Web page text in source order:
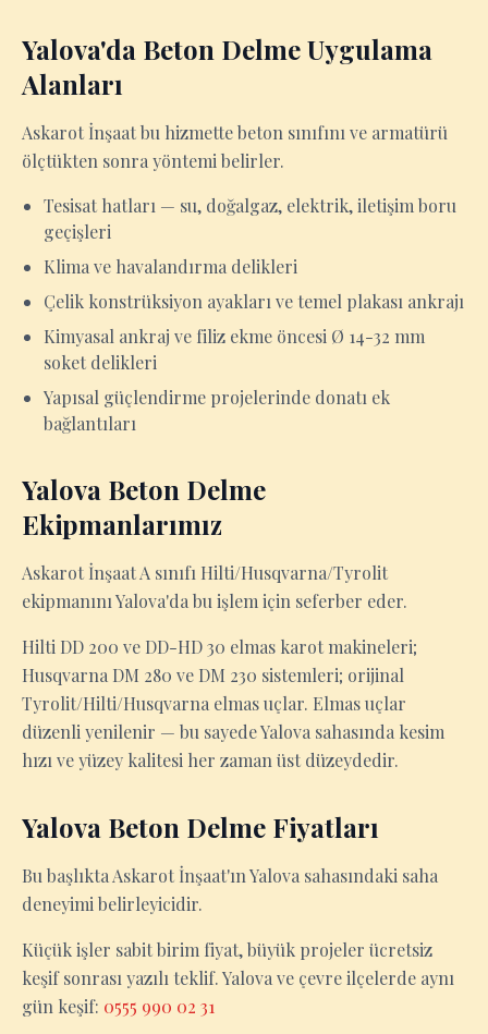
Yalova'da Beton Delme Uygulama
Alanları
Askarot İnşaat bu hizmette beton sınıfını ve armatürü
ölçtükten sonra yöntemi belirler.
Tesisat hatları — su, doğalgaz, elektrik, iletişim boru
geçişleri
Klima ve havalandırma delikleri
Çelik konstrüksiyon ayakları ve temel plakası ankrajı
Kimyasal ankraj ve filiz ekme öncesi Ø 14-32 mm
soket delikleri
Yapısal güçlendirme projelerinde donatı ek
bağlantıları
Yalova Beton Delme
Ekipmanlarımız
Askarot İnşaat A sınıfı Hilti/Husqvarna/Tyrolit
ekipmanını Yalova'da bu işlem için seferber eder.
Hilti DD 200 ve DD-HD 30 elmas karot makineleri;
Husqvarna DM 280 ve DM 230 sistemleri; orijinal
Tyrolit/Hilti/Husqvarna elmas uçlar. Elmas uçlar
düzenli yenilenir — bu sayede Yalova sahasında kesim
hızı ve yüzey kalitesi her zaman üst düzeydedir.
Yalova Beton Delme Fiyatları
Bu başlıkta Askarot İnşaat'ın Yalova sahasındaki saha
deneyimi belirleyicidir.
Küçük işler sabit birim fiyat, büyük projeler ücretsiz
keşif sonrası yazılı teklif. Yalova ve çevre ilçelerde aynı
gün keşif: 0555 990 02 31